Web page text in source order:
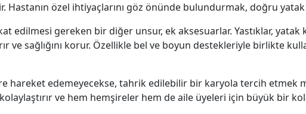
Hastanın özel ihtiyaçlarını göz önünde bulundurmak, doğru
edilmesi gereken bir diğer unsur, ek aksesuarlar. Yastıklar, yatak
ve sağlığını korur. Özellikle bel ve boyun destekleriyle birlikte
hareket edemeyecekse, tahrik edilebilir bir karyola tercih etmek
kolaylaştırır ve hem hemşireler hem de aile üyeleri için büyük bir